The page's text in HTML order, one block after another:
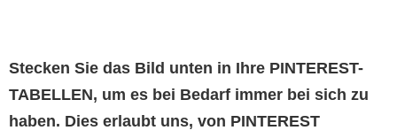
Stecken Sie das Bild unten in Ihre PINTEREST-
TABELLEN, um es bei Bedarf immer bei sich zu
haben. Dies erlaubt uns, von PINTEREST